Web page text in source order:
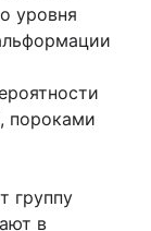
уровня
пороками
группу
в